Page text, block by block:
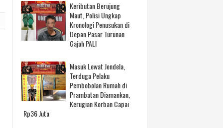
Keributan Berujung
Maut, Polisi Ungkap
Kronologi Penusukan di
Depan Pasar Turunan
Gajah PALI
Masuk Lewat Jendela,
Terduga Pelaku
Pembobolan Rumah di
Prambatan Diamankan,
Kerugian Korban Capai
Rp36 Juta